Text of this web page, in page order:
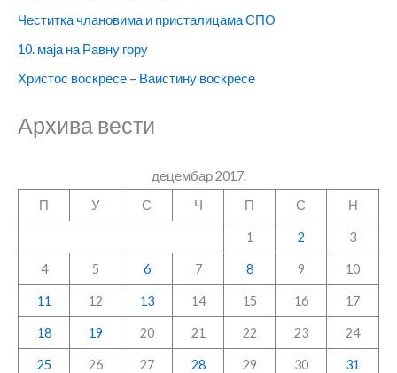
Честитка члановима и присталицама СПО
10. маја на Равну гору
Христос воскресе – Ваистину воскресе
Архива вести
децембар 2017.
П
У С Ч П С Н
1 2 3
4 5 6 7 8 9 10
11 12 13 14 15 16 17
18 19 20 21 22 23 24
25 26 27 28 29 30 31